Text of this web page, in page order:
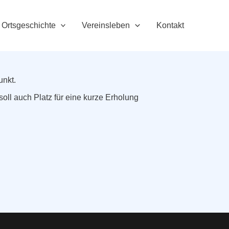
Ortsgeschichte Vereinsleben Kontakt
auch Platz für eine kurze Erholung